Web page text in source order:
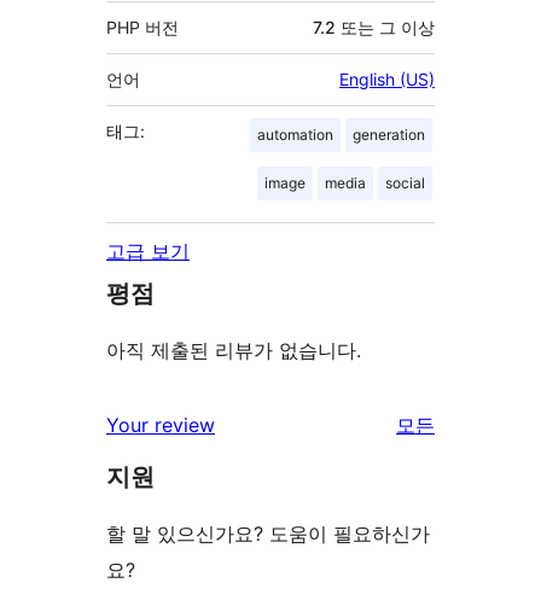
PHP 버전 7.2 또는 그 이상
언어 English (US)
태그: automation generation
image media social
고급 보기
평점
아직 제출된 리뷰가 없습니다.
Your review
모든
보
지원
할 말 있으신가요? 도움이 필요하신가
요?